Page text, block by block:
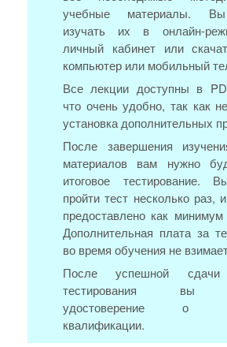
учебные материалы.
изучать их в онлайн-
личный кабинет или
компьютер или мобильный
Все лекции доступны в
что очень удобно, так как
установка дополнительных
После завершения
материалов вам нужно
итоговое тестирование.
пройти тест несколько раз,
предоставлено как
Дополнительная плата за
во время обучения не
После успешной сдачи
тестирования вы
удостоверение о
квалификации.